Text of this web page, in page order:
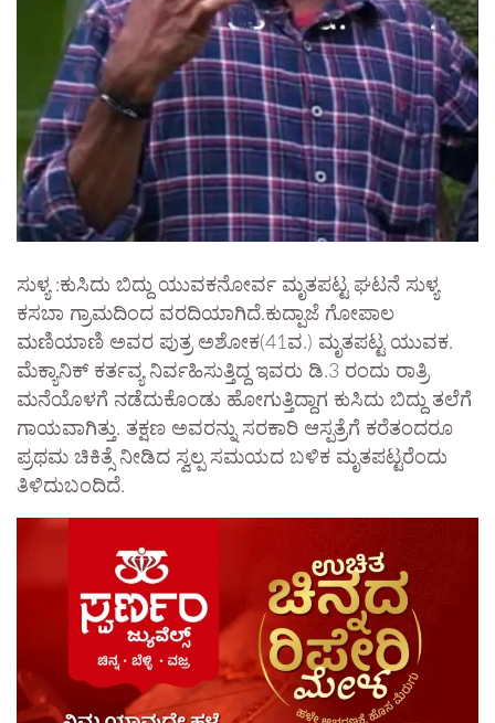
ಸುಳ್ಯ :ಕುಸಿದು ಬಿದ್ದು ಯುವಕನೋರ್ವ ಮೃತಪಟ್ಟ ಘಟನೆ ಸುಳ್ಯ
ಕಸಬಾ ಗ್ರಾಮದಿಂದ ವರದಿಯಾಗಿದೆ.ಕುದ್ಪಾಜೆ ಗೋಪಾಲ
ಮಣಿಯಾಣಿ ಅವರ ಪುತ್ರ ಅಶೋಕ(41ವ.) ಮೃತಪಟ್ಟ ಯುವಕ.
ಮೆಕ್ಯಾನಿಕ್ ಕರ್ತವ್ಯ ನಿರ್ವಹಿಸುತ್ತಿದ್ದ ಇವರು ಡಿ.3 ರಂದು ರಾತ್ರಿ
ಮನೆಯೊಳಗೆ ನಡೆದುಕೊಂಡು ಹೋಗುತ್ತಿದ್ದಾಗ ಕುಸಿದು ಬಿದ್ದು ತಲೆಗೆ
ಗಾಯವಾಗಿತ್ತು. ತಕ್ಷಣ ಅವರನ್ನು ಸರಕಾರಿ ಆಸ್ಪತ್ರೆಗೆ ಕರೆತಂದರೂ
ಪ್ರಥಮ ಚಿಕಿತ್ಸೆ ನೀಡಿದ ಸ್ವಲ್ಪ ಸಮಯದ ಬಳಿಕ ಮೃತಪಟ್ಟರೆಂದು
ತಿಳಿದುಬಂದಿದೆ.